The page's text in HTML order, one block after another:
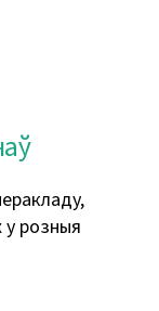
розныя